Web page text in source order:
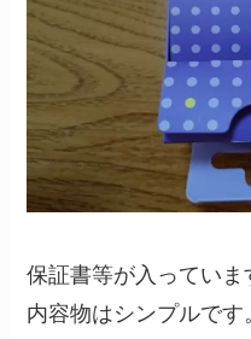
保証書等が入ってい
内容物はシンプルです